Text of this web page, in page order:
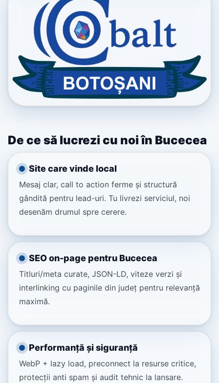
De ce să lucrezi cu noi în Bucecea
Site care vinde local
Mesaj clar, call to action ferme și structură
gândită pentru lead-uri. Tu livrezi serviciul, noi
desenăm drumul spre cerere.
SEO on-page pentru Bucecea
Titluri/meta curate, JSON-LD, viteze verzi și
interlinking cu paginile din județ pentru relevanță
maximă.
Performanță și siguranță
WebP + lazy load, preconnect la resurse critice,
protecții anti spam și audit tehnic la lansare.